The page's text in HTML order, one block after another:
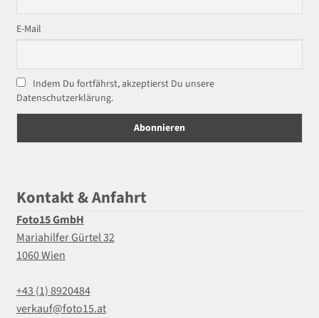
E-Mail
Indem Du fortfährst, akzeptierst Du unsere
Datenschutzerklärung.
Kontakt & Anfahrt
Foto15 GmbH
Mariahilfer Gürtel 32
1060 Wien
+43 (1) 8920484
verkauf@foto15.at